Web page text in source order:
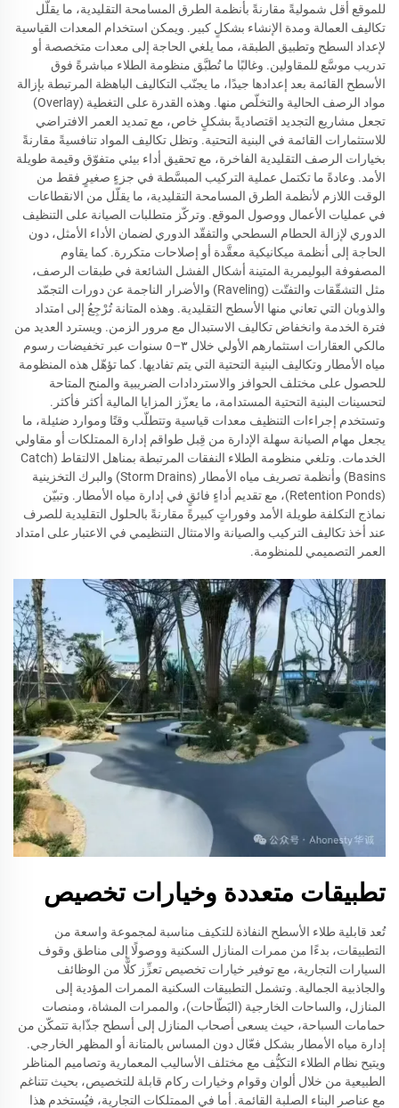
للموقع أقل شموليةً مقارنةً بأنظمة الطرق المسامحة التقليدية، ما يقلّل
تكاليف العمالة ومدة الإنشاء بشكلٍ كبير. ويمكن استخدام المعدات القياسية
لإعداد السطح وتطبيق الطبقة، مما يلغي الحاجة إلى معدات متخصصة أو
تدريب موسَّع للمقاولين. وغالبًا ما تُطبَّق منظومة الطلاء مباشرةً فوق
الأسطح القائمة بعد إعدادها جيدًا، ما يجنّب التكاليف الباهظة المرتبطة بإزالة
مواد الرصف الحالية والتخلّص منها. وهذه القدرة على التغطية (Overlay)
تجعل مشاريع التجديد اقتصاديةً بشكلٍ خاص، مع تمديد العمر الافتراضي
للاستثمارات القائمة في البنية التحتية. وتظل تكاليف المواد تنافسيةً مقارنةً
بخيارات الرصف التقليدية الفاخرة، مع تحقيق أداء بيئي متفوّق وقيمة طويلة
الأمد. وعادةً ما تكتمل عملية التركيب المبسَّطة في جزءٍ صغيرٍ فقط من
الوقت اللازم لأنظمة الطرق المسامحة التقليدية، ما يقلّل من الانقطاعات
في عمليات الأعمال ووصول الموقع. وتركّز متطلبات الصيانة على التنظيف
الدوري لإزالة الحطام السطحي والتفقّد الدوري لضمان الأداء الأمثل، دون
الحاجة إلى أنظمة ميكانيكية معقَّدة أو إصلاحات متكررة. كما يقاوم
المصفوفة البوليمرية المتينة أشكال الفشل الشائعة في طبقات الرصف،
مثل التشقّقات والتفتّت (Raveling) والأضرار الناجمة عن دورات التجمّد
والذوبان التي تعاني منها الأسطح التقليدية. وهذه المتانة تُرْجِعُ إلى امتداد
فترة الخدمة وانخفاض تكاليف الاستبدال مع مرور الزمن. ويسترد العديد من
مالكي العقارات استثمارهم الأولي خلال ٣–٥ سنوات عبر تخفيضات رسوم
مياه الأمطار وتكاليف البنية التحتية التي يتم تفاديها. كما تؤهّل هذه المنظومة
للحصول على مختلف الحوافز والاستردادات الضريبية والمنح المتاحة
لتحسينات البنية التحتية المستدامة، ما يعزّز المزايا المالية أكثر فأكثر.
وتستخدم إجراءات التنظيف معدات قياسية وتتطلّب وقتًا وموارد ضئيلة، ما
يجعل مهام الصيانة سهلة الإدارة من قِبل طواقم إدارة الممتلكات أو مقاولي
الخدمات. وتلغي منظومة الطلاء النفقات المرتبطة بمناهل الالتقاط (Catch
Basins) وأنظمة تصريف مياه الأمطار (Storm Drains) والبرك التخزينية
(Retention Ponds)، مع تقديم أداءٍ فائقٍ في إدارة مياه الأمطار. وتبيّن
نماذج التكلفة طويلة الأمد وفوراتٍ كبيرةً مقارنةً بالحلول التقليدية للصرف
عند أخذ تكاليف التركيب والصيانة والامتثال التنظيمي في الاعتبار على امتداد
العمر التصميمي للمنظومة.
تطبيقات متعددة وخيارات تخصيص
تُعد قابلية طلاء الأسطح النفاذة للتكيف مناسبة لمجموعة واسعة من
التطبيقات، بدءًا من ممرات المنازل السكنية ووصولًا إلى مناطق وقوف
السيارات التجارية، مع توفير خيارات تخصيص تعزِّز كلًّا من الوظائف
والجاذبية الجمالية. وتشمل التطبيقات السكنية الممرات المؤدية إلى
المنازل، والساحات الخارجية (البَطّاحات)، والممرات المشاة، ومنصات
حمامات السباحة، حيث يسعى أصحاب المنازل إلى أسطح جذّابة تتمكّن من
إدارة مياه الأمطار بشكل فعّال دون المساس بالمتانة أو المظهر الخارجي.
ويتيح نظام الطلاء التكيُّف مع مختلف الأساليب المعمارية وتصاميم المناظر
الطبيعية من خلال ألوان وقوام وخيارات ركام قابلة للتخصيص، بحيث تتناغم
مع عناصر البناء الصلبة القائمة. أما في الممتلكات التجارية، فيُستخدم هذا